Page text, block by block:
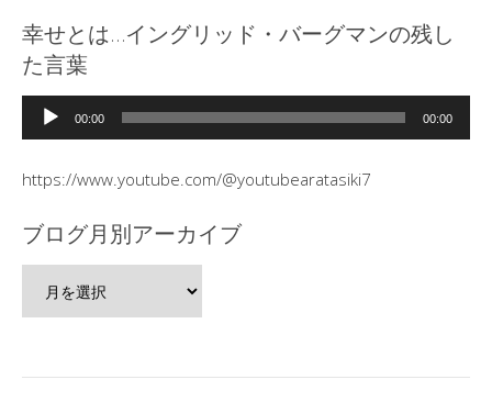
レ
ー
ヤ
幸せとは…イングリッド・バーグマンの残し
た言葉
声
レ
ヤ
ー
00:00 00:00
https://www.youtube.com/@youtubearatasiki7
ブログ月別アーカイブ
別